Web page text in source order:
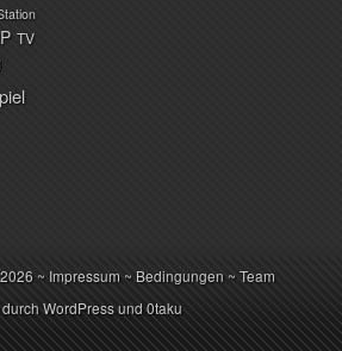
TV
~ Impressum ~ Bedingungen ~Team
WordPressund 0taku